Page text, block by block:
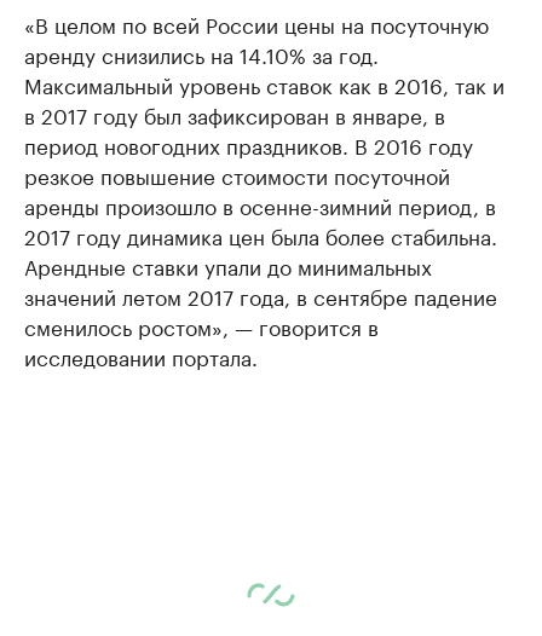
«В целом по всей России цены на посуточную
аренду снизились на 14.10% за год.
Максимальный уровень ставок как в 2016, так и
в 2017 году был зафиксирован в январе, в
период новогодних праздников. В 2016 году
резкое повышение стоимости посуточной
аренды произошло в осенне-зимний период, в
2017 году динамика цен была более стабильна.
Арендные ставки упали до минимальных
значений летом 2017 года, в сентябре падение
сменилось ростом», — говорится в
исследовании портала.